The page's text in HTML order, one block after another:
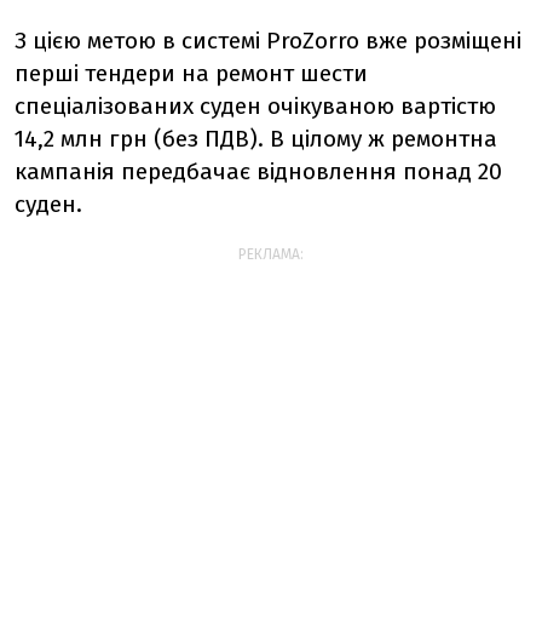
З цією метою в системі ProZorro вже розміщені
перші тендери на ремонт шести
спеціалізованих суден очікуваною вартістю
14,2 млн грн (без ПДВ). В цілому ж ремонтна
кампанія передбачає відновлення понад 20
суден.
РЕКЛАМА: